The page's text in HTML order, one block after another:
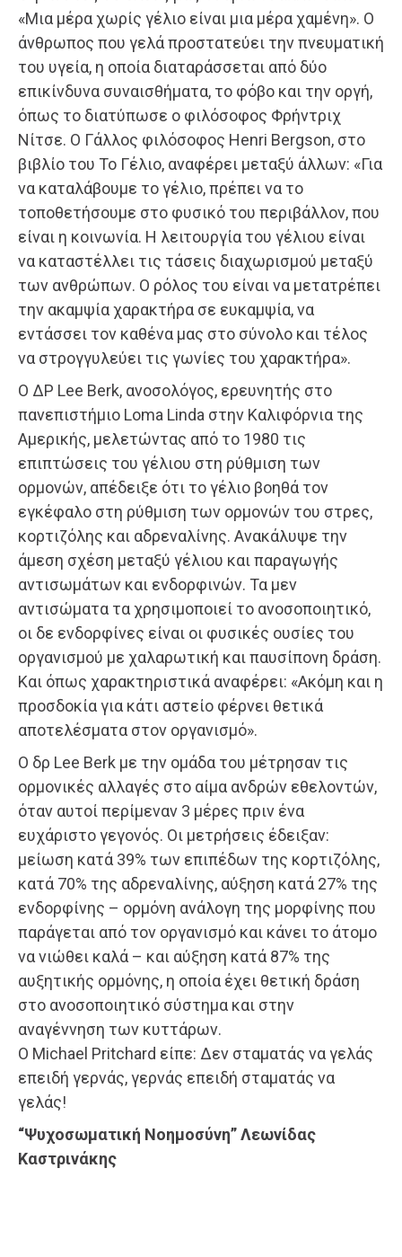
«Μια μέρα χωρίς γέλιο είναι μια μέρα χαμένη». Ο
άνθρωπος που γελά προστατεύει την πνευματική
του υγεία, η οποία διαταράσσεται από δύο
επικίνδυνα συναισθήματα, το φόβο και την οργή,
όπως το διατύπωσε ο φιλόσοφος Φρήντριχ
Νίτσε. Ο Γάλλος φιλόσοφος Henri Bergson, στο
βιβλίο του Το Γέλιο, αναφέρει μεταξύ άλλων: «Για
να καταλάβουμε το γέλιο, πρέπει να το
τοποθετήσουμε στο φυσικό του περιβάλλον, που
είναι η κοινωνία. Η λειτουργία του γέλιου είναι
να καταστέλλει τις τάσεις διαχωρισμού μεταξύ
των ανθρώπων. Ο ρόλος του είναι να μετατρέπει
την ακαμψία χαρακτήρα σε ευκαμψία, να
εντάσσει τον καθένα μας στο σύνολο και τέλος
να στρογγυλεύει τις γωνίες του χαρακτήρα».
Ο ΔΡ Lee Berk, ανοσολόγος, ερευνητής στο
πανεπιστήμιο Loma Linda στην Καλιφόρνια της
Αμερικής, μελετώντας από το 1980 τις
επιπτώσεις του γέλιου στη ρύθμιση των
ορμονών, απέδειξε ότι το γέλιο βοηθά τον
εγκέφαλο στη ρύθμιση των ορμονών του στρες,
κορτιζόλης και αδρεναλίνης. Ανακάλυψε την
άμεση σχέση μεταξύ γέλιου και παραγωγής
αντισωμάτων και ενδορφινών. Τα μεν
αντισώματα τα χρησιμοποιεί το ανοσοποιητικό,
οι δε ενδορφίνες είναι οι φυσικές ουσίες του
οργανισμού με χαλαρωτική και παυσίπονη δράση.
Και όπως χαρακτηριστικά αναφέρει: «Ακόμη και η
προσδοκία για κάτι αστείο φέρνει θετικά
αποτελέσματα στον οργανισμό».
Ο δρ Lee Berk με την ομάδα του μέτρησαν τις
ορμονικές αλλαγές στο αίμα ανδρών εθελοντών,
όταν αυτοί περίμεναν 3 μέρες πριν ένα
ευχάριστο γεγονός. Οι μετρήσεις έδειξαν:
μείωση κατά 39% των επιπέδων της κορτιζόλης,
κατά 70% της αδρεναλίνης, αύξηση κατά 27% της
ενδορφίνης – ορμόνη ανάλογη της μορφίνης που
παράγεται από τον οργανισμό και κάνει το άτομο
να νιώθει καλά – και αύξηση κατά 87% της
αυξητικής ορμόνης, η οποία έχει θετική δράση
στο ανοσοποιητικό σύστημα και στην
αναγέννηση των κυττάρων.
Ο Michael Pritchard είπε: Δεν σταματάς να γελάς
επειδή γερνάς, γερνάς επειδή σταματάς να
γελάς!
“Ψυχοσωματική Νοημοσύνη” Λεωνίδας
Καστρινάκης